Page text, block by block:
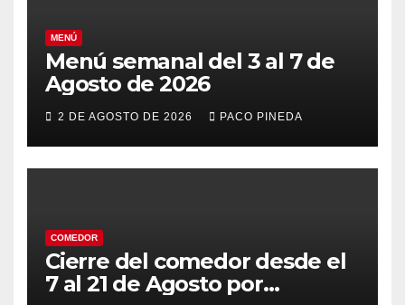
MENÚ
Menú semanal del 3 al 7 de
Agosto de 2026
2 DE AGOSTO DE 2026 PACO PINEDA
COMEDOR
Cierre del comedor desde el
7 al 21 de Agosto por